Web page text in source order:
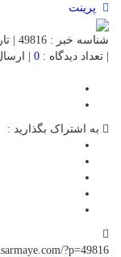
پرینت
| تعداد دیدگاه : 0
|
به اشتراک بگذارید :
?p=49816